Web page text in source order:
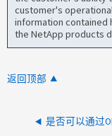
customer's
information contained
the NetApp products
返回顶部